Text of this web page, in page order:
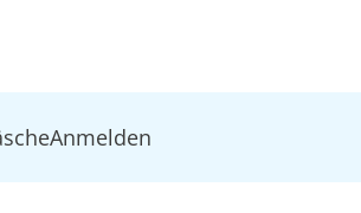
Anmelden